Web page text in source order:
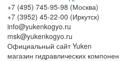
+7 (495) 745-95-98 (Москва)
+7 (3952) 45-22-00 (Иркутск)
info@yukenkogyo.ru
msk@yukenkogyo.ru
Официальный сайт Yuken
магазин гидравлических